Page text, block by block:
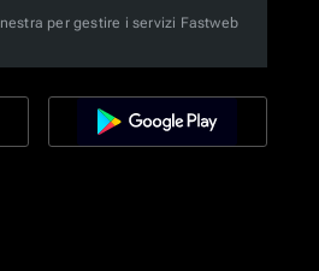
per gestire i servizi Fastweb